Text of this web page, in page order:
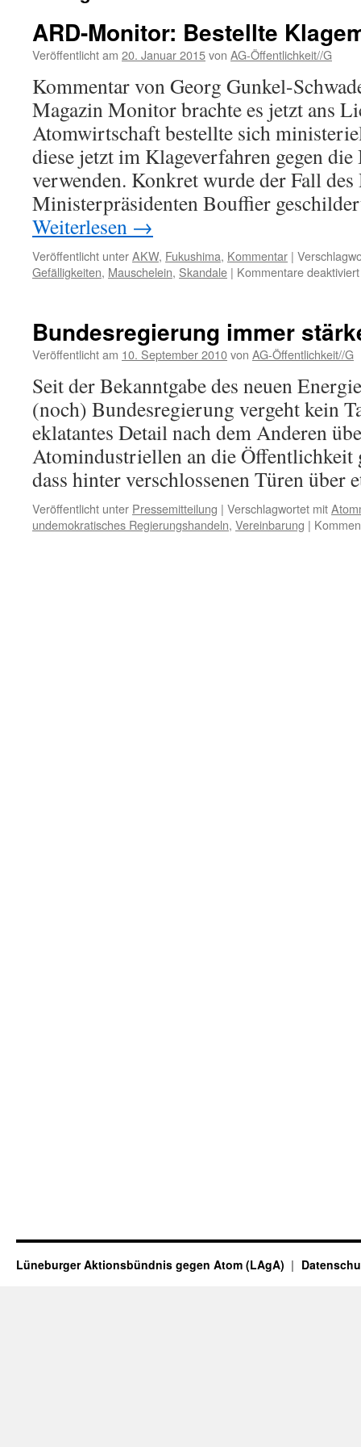
ARD-Monitor: Bestellte
Veröffentlicht am 20. Januar 2015von AG-Öffentlichkeit//G
Kommentar von Georg Gunkel-
Magazin Monitor brachte es jetzt ans
Atomwirtschaft bestellte sich
diese jetzt im Klageverfahren gegen
verwenden. Konkret wurde der Fall des
Ministerpräsidenten Bouffier
Weiterlesen →
Veröffentlicht unterAKW, Fukushima, Kommentar |
Gefälligkeiten, Mauschelein, Skandale | Kommentare deaktiviert
Bundesregierung immer
Veröffentlicht am 10. September 2010von AG-Öffentlichkeit//G
Seit der Bekanntgabe des neuen
(noch) Bundesregierung vergeht kein
eklatantes Detail nach dem Anderen
Atomindustriellen an die Öffentlichkeit
dass hinter verschlossenen Türen
Veröffentlicht unter Pressemitteilung | Verschlagwortet mit
undemokratisches Regierungshandeln, Vereinbarung |
Lüneburger Aktionsbündnis gegen Atom (LAgA)